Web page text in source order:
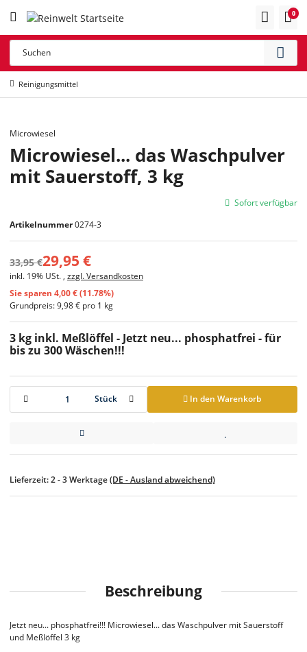
0
Reinigungsmittel
Microwiesel... das Waschpulver
mit Sauerstoff, 3 kg
Artikelnummer0274-3
Microwiesel
3 kg inkl. Meßlöffel - Jetzt neu... phosphatfrei - für
bis zu 300 Wäschen!!!
29,95 €
33,95 €
inkl. 19% USt. , zzgl. Versandkosten
Sie sparen 4,00 € (11.78%)
Grundpreis:9,98 € pro 1 kg
Stück In den Warenkorb
Sofort verfügbar
Lieferzeit:2 - 3 Werktage(DE - Ausland abweichend)
Beschreibung
Jetzt neu... phosphatfrei!!! Microwiesel... das Waschpulver mit Sauerstoff
und Meßlöffel 3 kg